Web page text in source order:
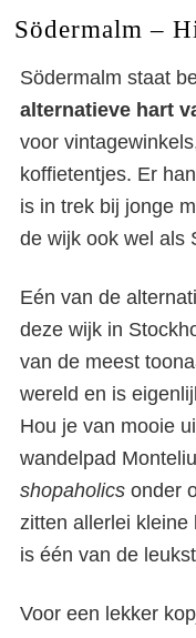
Södermalm –
Södermalm staat
alternatieve hart
voor
koffietentjes. Er
is in trek bij jonge
de wijk ook wel als
Eén van de
deze wijk in
van de meest
wereld en is
Hou je van mooie
wandelpad
shopaholics onder
zitten allerlei
is één van de
Voor een lekker